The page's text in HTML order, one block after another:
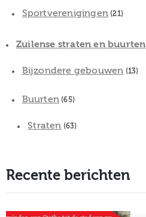
Sportverenigingen (21)
Zuilense straten en buurten
Bijzondere gebouwen (13)
Buurten (65)
Straten (63)
Recente berichten